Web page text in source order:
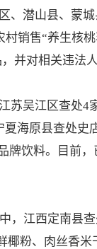
潜山县、蒙
销售“养生核
并对相关违法
吴江区查处4
海原县查处史
牌饮料。目前
江西定南县
粉、肉丝香